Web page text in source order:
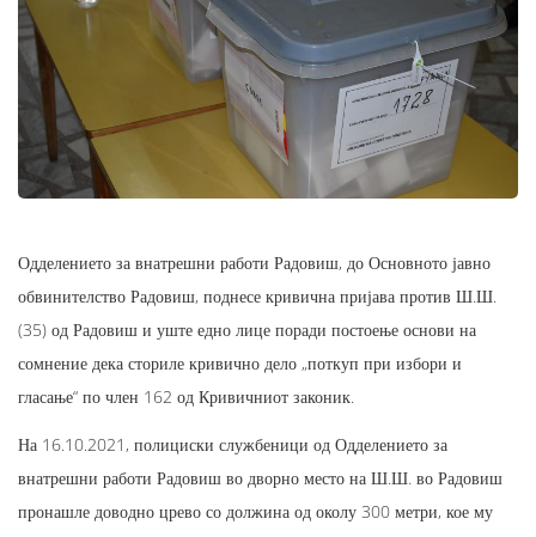
Одделението за внатрешни работи Радовиш, до Основното јавно
обвинителство Радовиш, поднесе кривична пријава против Ш.Ш.
(35) од Радовиш и уште едно лице поради постоење основи на
сомнение дека сториле кривично дело „поткуп при избори и
гласање“ по член 162 од Кривичниот законик.
На 16.10.2021, полициски службеници од Одделението за
внатрешни работи Радовиш во дворно место на Ш.Ш. во Радовиш
пронашле доводно црево со должина од околу 300 метри, кое му